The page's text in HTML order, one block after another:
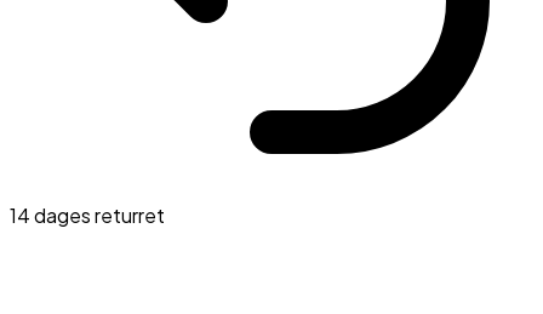
14 dages returret